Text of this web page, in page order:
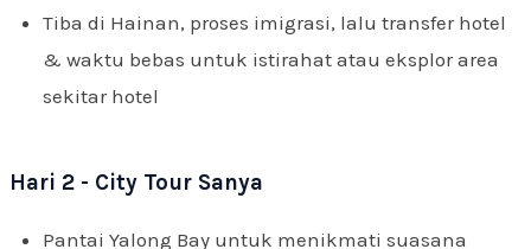
Tiba di Hainan, proses imigrasi, lalu transfer hotel
& waktu bebas untuk istirahat atau eksplor area
sekitar hotel
Hari 2 - City Tour Sanya
Pantai Yalong Bay untuk menikmati suasana